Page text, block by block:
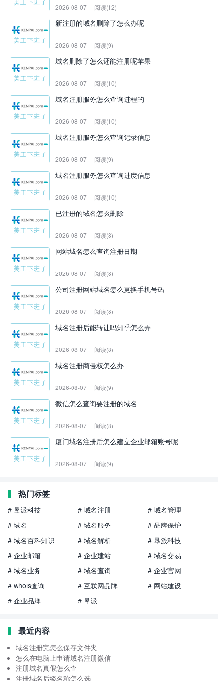
2026-08-07 阅读(12)
新注册的域名删除了怎么办呢
2026-08-07 阅读(9)
域名删除了怎么还能注册呢苹果
2026-08-07 阅读(10)
域名注册服务怎么查询进程的
2026-08-07 阅读(10)
域名注册服务怎么查询记录信息
2026-08-07 阅读(9)
域名注册服务怎么查询进度信息
2026-08-07 阅读(10)
已注册的域名怎么删除
2026-08-07 阅读(8)
网站域名怎么查询注册日期
2026-08-07 阅读(8)
公司注册网站域名怎么更换手机号码
2026-08-07 阅读(8)
域名注册后能转让吗知乎怎么弄
2026-08-07 阅读(8)
域名注册商侵权怎么办
2026-08-07 阅读(9)
微信怎么查询要注册的域名
2026-08-07 阅读(8)
厦门域名注册后怎么建立企业邮箱账号呢
2026-08-07 阅读(9)
热门标签
# 垦派科技 # 域名注册
# 域名管理
# 域名
# 域名服务
# 品牌保护
# 域名百科知识
# 域名解析
# 垦派科技
# 企业邮箱
# 企业建站
# 域名交易
# 域名业务
# 域名查询
# 企业官网
# whois查询
# 互联网品牌
# 网站建设
# 企业品牌
# 垦派
最近内容
域名注册完怎么保存文件夹
怎么在电脑上申请域名注册微信
注册域名真假怎么查
注册域名后缀名称怎么选